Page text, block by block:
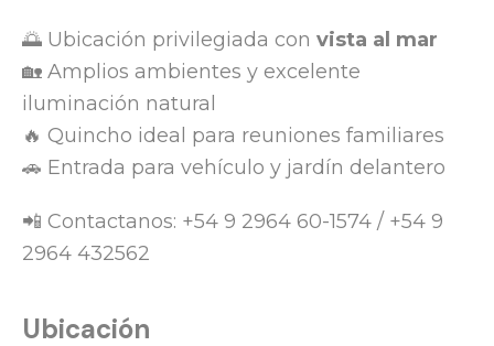
🌅 Ubicación privilegiada con vista al mar
🏡 Amplios ambientes y excelente
iluminación natural
🔥 Quincho ideal para reuniones familiares
🚗 Entrada para vehículo y jardín delantero
📲 Contactanos: +54 9 2964 60-1574 / +54 9
2964 432562
Ubicación